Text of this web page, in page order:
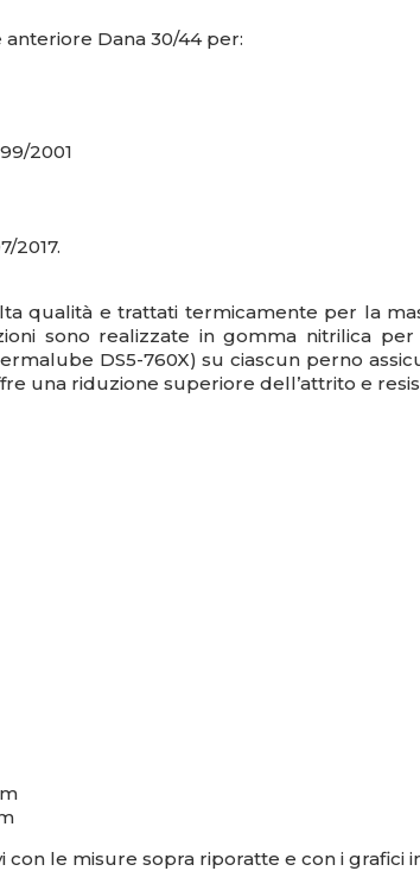
Dana 30/44 per:
2001
2017.
qualità e trattati termicamente per la
sono realizzate in gomma nitrilica
DS5-760X)su ciascun perno
una riduzione superiore dell’attrito e
le misure sopra riporatte e con i grafici